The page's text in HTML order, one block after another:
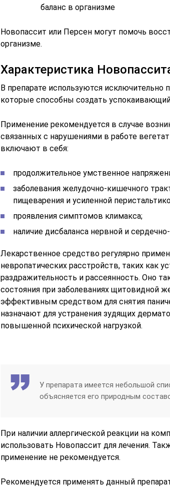
Новопассит или Персен могут помочь
организме.
Характеристика
В препарате используются
которые способны создать
Применение рекомендуется в случае
связанных с нарушениями в работе
включают в себя:
продолжительное умственное
заболевания желудочно-кишечного
пищеварения и усиленной
проявления симптомов климакса;
наличие дисбаланса нервной и
Лекарственное средство регулярно
невропатических расстройств, таких как
раздражительность и рассеянность. Оно
состояния при заболеваниях щитовидной
эффективным средством для снятия
назначают для устранения зудящих
повышенной психической нагрузкой.
У препарата имеется небольшой
объясняется его природным
При наличии аллергической реакции на
использовать Новопассит для лечения.
применение не рекомендуется.
Рекомендуется применять данный